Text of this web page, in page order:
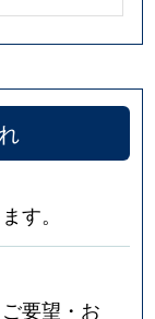
す。
要望・お